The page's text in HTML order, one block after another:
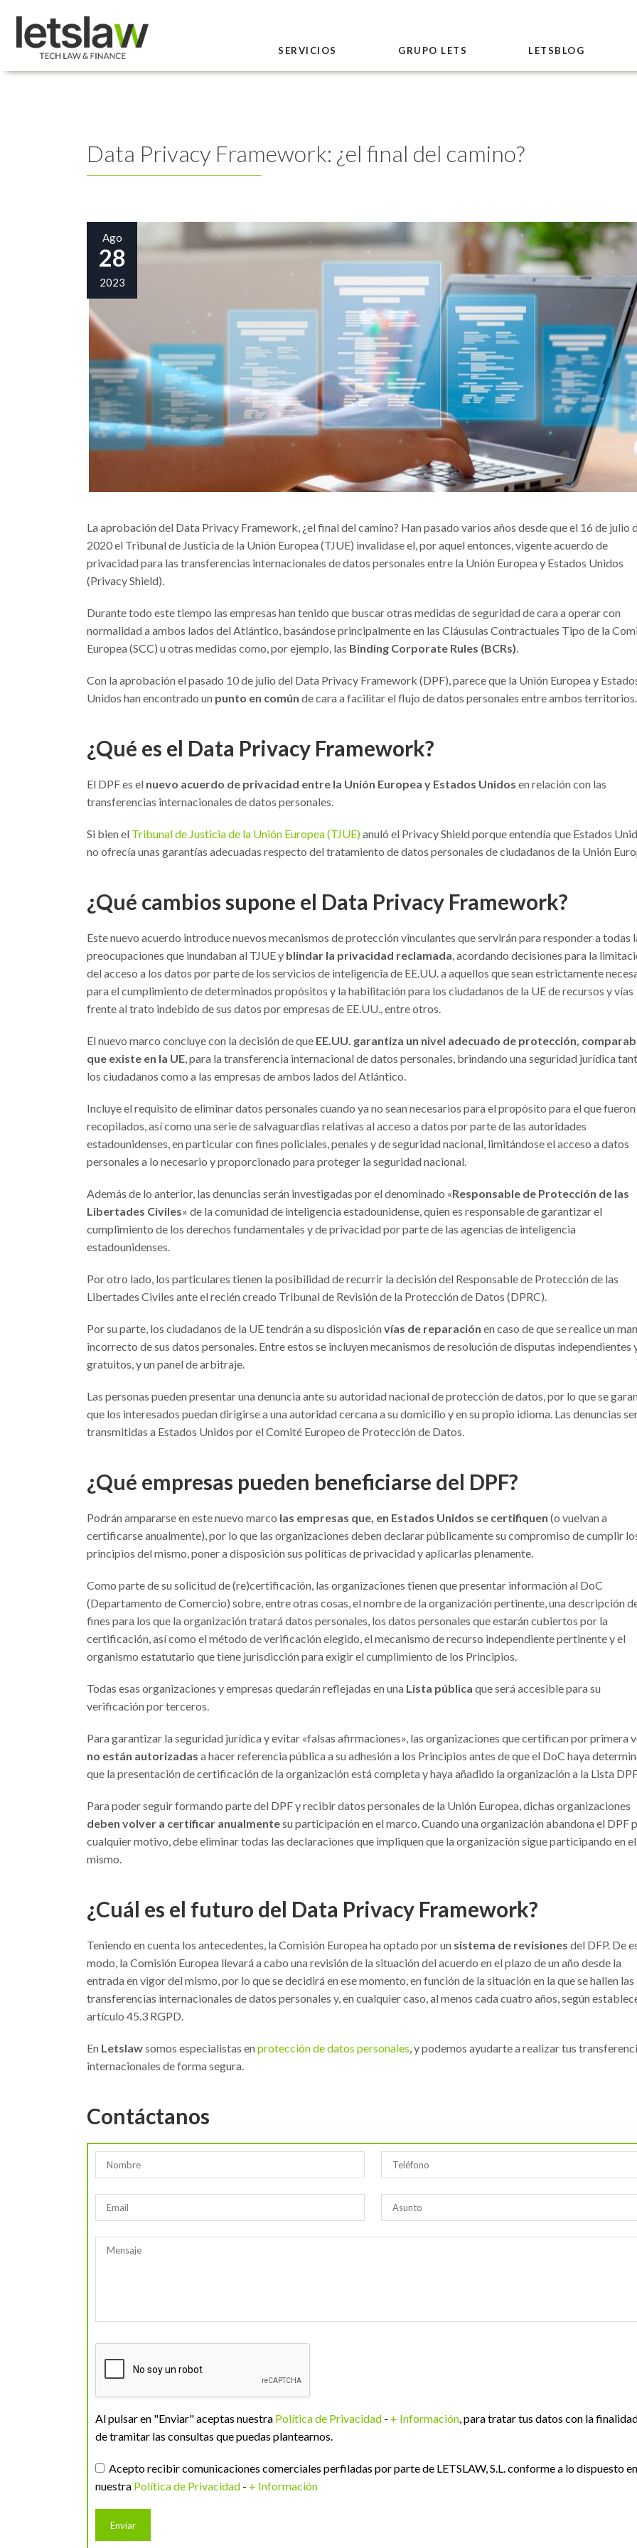
SERVICIOS GRUPO LETS LETSBLOG
Data Privacy Framework: ¿el final del camino?
Ago
28
2023
La aprobación del Data Privacy Framework, ¿el final del camino? Han pasado varios años desde que el 16 de julio
2020 el Tribunal de Justicia de la Unión Europea (TJUE) invalidase el, por aquel entonces, vigente acuerdo de
privacidad para las transferencias internacionales de datos personales entre la Unión Europea y Estados Unidos
(Privacy Shield).
Durante todo este tiempo las empresas han tenido que buscar otras medidas de seguridad de cara a operar con
normalidad a ambos lados del Atlántico, basándose principalmente en las Cláusulas Contractuales Tipo de la
Europea (SCC) u otras medidas como, por ejemplo, las Binding Corporate Rules (BCRs).
Con la aprobación el pasado 10 de julio del Data Privacy Framework (DPF), parece que la Unión Europea y
Unidos han encontrado un punto en común de cara a facilitar el flujo de datos personales entre ambos territorios.
¿Qué es el Data Privacy Framework?
El DPF es el nuevo acuerdo de privacidad entre la Unión Europea y Estados Unidos en relación con las
transferencias internacionales de datos personales.
Si bien el Tribunal de Justicia de la Unión Europea (TJUE)anuló el Privacy Shield porque entendía que Estados
no ofrecía unas garantías adecuadas respecto del tratamiento de datos personales de ciudadanos de la Unión
¿Qué cambios supone el Data Privacy Framework?
Este nuevo acuerdo introduce nuevos mecanismos de protección vinculantes que servirán para responder a todas
preocupaciones que inundaban al TJUE y blindar la privacidad reclamada, acordando decisiones para la
del acceso a los datos por parte de los servicios de inteligencia de EE.UU. a aquellos que sean estrictamente
para el cumplimiento de determinados propósitos y la habilitación para los ciudadanos de la UE de recursos y vías
frente al trato indebido de sus datos por empresas de EE.UU., entre otros.
El nuevo marco concluye con la decisión de que EE.UU. garantiza un nivel adecuado de protección,
que existe en la UE, para la transferencia internacional de datos personales, brindando una seguridad jurídica
los ciudadanos como a las empresas de ambos lados del Atlántico.
Incluye el requisito de eliminar datos personales cuando ya no sean necesarios para el propósito para el que fueron
recopilados, así como una serie de salvaguardias relativas al acceso a datos por parte de las autoridades
estadounidenses, en particular con fines policiales, penales y de seguridad nacional, limitándose el acceso a datos
personales a lo necesario y proporcionado para proteger la seguridad nacional.
Además de lo anterior, las denuncias serán investigadas por el denominado «Responsable de Protección de las
Libertades Civiles» de la comunidad de inteligencia estadounidense, quien es responsable de garantizar el
cumplimiento de los derechos fundamentales y de privacidad por parte de las agencias de inteligencia
estadounidenses.
Por otro lado, los particulares tienen la posibilidad de recurrir la decisión del Responsable de Protección de las
Libertades Civiles ante el recién creado Tribunal de Revisión de la Protección de Datos (DPRC).
Por su parte, los ciudadanos de la UE tendrán a su disposiciónvías de reparación en caso de que se realice un
incorrecto de sus datos personales. Entre estos se incluyen mecanismos de resolución de disputas independientes
gratuitos, y un panel de arbitraje.
Las personas pueden presentar una denuncia ante su autoridad nacional de protección de datos, por lo que se
que los interesados puedan dirigirse a una autoridad cercana a su domicilio y en su propio idioma. Las denuncias
transmitidas a Estados Unidos por el Comité Europeo de Protección de Datos.
¿Qué empresas pueden beneficiarse del DPF?
Podrán ampararse en este nuevo marco las empresas que, en Estados Unidos se certifiquen (o vuelvan a
certificarse anualmente), por lo que las organizaciones deben declarar públicamente su compromiso de cumplir
principios del mismo, poner a disposición sus políticas de privacidad y aplicarlas plenamente.
Como parte de su solicitud de (re)certificación, las organizaciones tienen que presentar información al DoC
(Departamento de Comercio) sobre, entre otras cosas, el nombre de la organización pertinente, una descripción
fines para los que la organización tratará datos personales, los datos personales que estarán cubiertos por la
certificación, así como el método de verificación elegido, el mecanismo de recurso independiente pertinente y el
organismo estatutario que tiene jurisdicción para exigir el cumplimiento de los Principios.
Todas esas organizaciones y empresas quedarán reflejadas en una Lista pública que será accesible para su
verificación por terceros.
Para garantizar la seguridad jurídica y evitar «falsas afirmaciones», las organizaciones que certifican por primera
no están autorizadas a hacer referencia pública a su adhesión a los Principios antes de que el DoC haya
que la presentación de certificación de la organización está completa y haya añadido la organización a la Lista
Para poder seguir formando parte del DPF y recibir datos personales de la Unión Europea, dichas organizaciones
deben volver a certificar anualmentesu participación en el marco. Cuando una organización abandona el DPF
cualquier motivo, debe eliminar todas las declaraciones que impliquen que la organización sigue participando en el
mismo.
¿Cuál es el futuro del Data Privacy Framework?
Teniendo en cuenta los antecedentes, la Comisión Europea ha optado por un sistema de revisiones del DFP. De
modo, la Comisión Europea llevará a cabo una revisión de la situación del acuerdo en el plazo de un año desde la
entrada en vigor del mismo, por lo que se decidirá en ese momento, en función de la situación en la que se hallen las
transferencias internacionales de datos personales y, en cualquier caso, al menos cada cuatro años, según
artículo 45.3 RGPD.
En Letslawsomos especialistas enprotección de datos personales, y podemos ayudarte a realizar tus
internacionales de forma segura.
Contáctanos
Al pulsar en "Enviar" aceptas nuestra Política de Privacidad - + Información, para tratar tus datos con la
de tramitar las consultas que puedas plantearnos.
Acepto recibir comunicaciones comerciales perfiladas por parte de LETSLAW, S.L. conforme a lo dispuesto en
nuestra Política de Privacidad - + Información